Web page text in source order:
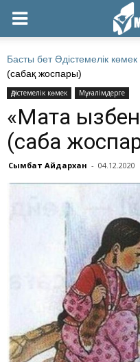
Басты бет Әдістемелік көмек
(сабақ жоспары)
Әдістемелік көмек Мұғалімдерге
«Мақта
(сабақ
Сымбат Айдархан - 04.12.2020